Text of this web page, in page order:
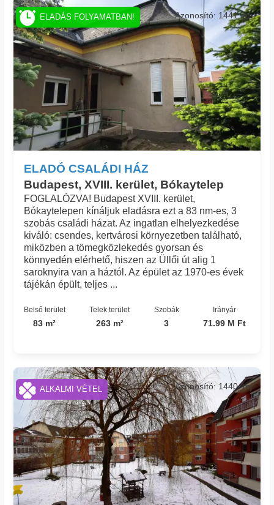
ELADÓ CSALÁDI HÁZ
Budapest, XVIII. kerület, Bókaytelep
Azonosító: 1441_mj
FOGLALÓZVA! Budapest XVIII. kerület,
Bókaytelepen kínáljuk eladásra ezt a 83 nm-es, 3
szobás családi házat. Az ingatlan elhelyezkedése
kiváló: csendes, kertvárosi környezetben található,
miközben a tömegközlekedés gyorsan és
könnyedén elérhető, hiszen az Üllői út alig 1
saroknyira van a háztól. Az épület az 1970-es évek
tájékán épült, teljes ...
Belső terület
83 m²
Telek terület
263 m²
Szobák
3
Irányár
71.99 M Ft
ELADÁS FOLYAMATBAN!
Azonosító: 1440_mj
ALKALMI VÉTEL